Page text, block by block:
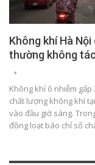
Không khí Hà
thường không
Không khí ô nhiễm
chất lượng không khí
vào đầu giờ sáng.
đồng loạt báo chỉ số